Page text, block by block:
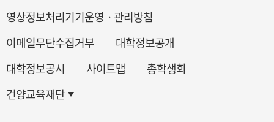
영상정보처리기기운영ㆍ관리방침
이메일무단수집거부
대학정보공개
대학정보공시
사이트맵
총학생회
건양교육재단